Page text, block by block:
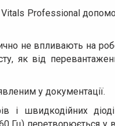
Professional
не впливають на
як від
у документації.
і швидкодійних
Гц) перетворюється у